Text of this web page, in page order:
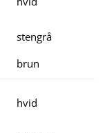
stengrå
brun
hvid